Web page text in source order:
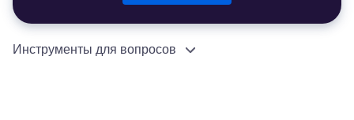
Инструменты для вопросов